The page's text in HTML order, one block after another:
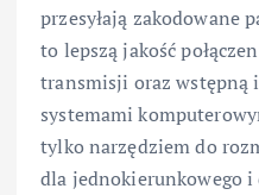
przesyłają zakodowane
to lepszą jakość
transmisji oraz wstępną
systemami
tylko narzędziem do
dla jednokierunkowego